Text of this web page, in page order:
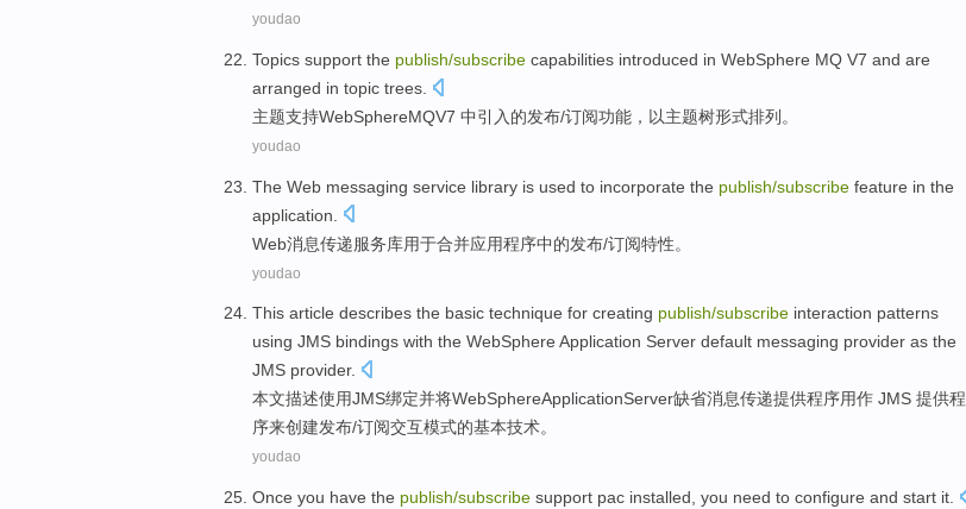
youdao
Topics support the publish/subscribe capabilities introduced in WebSphere MQ V7 and are
arranged in topic trees
主题支持WebSphereMQV7 中引入 的发布/订阅功能 ，以主题树形式排列 。
youdao
The Web messaging service library is used to incorporate the publish/subscribe feature in the
application
Web消息传递服务库用于合并应用程序中的发布/订阅特性。
youdao
This article describes the basic technique for creating publish/subscribe interaction patterns
using JMS bindings with the WebSphere Application Server default messaging provider as the
JMS provider.
本文描述使用JMS绑定并将WebSphereApplicationServer缺省消息传递提供程序用作 JMS 提供程
序来创建发布/订阅交互模式的基本技术。
youdao
Once you have the publish/subscribe support pac installed you need to configure and start it.